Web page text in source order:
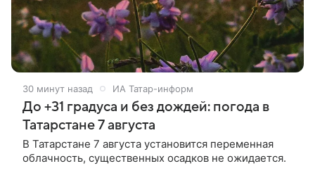
30 минут назад ИА Татар-информ
До +31 градуса и без дождей: погода в
Татарстане 7 августа
В Татарстане 7 августа установится переменная
облачность, существенных осадков не ожидается.